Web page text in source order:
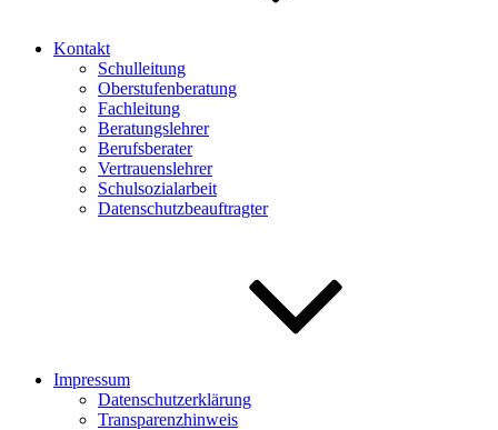
Kontakt
Schulleitung
Oberstufenberatung
Fachleitung
Beratungslehrer
Berufsberater
Vertrauenslehrer
Schulsozialarbeit
Datenschutzbeauftragter
Impressum
Datenschutzerklärung
Transparenzhinweis